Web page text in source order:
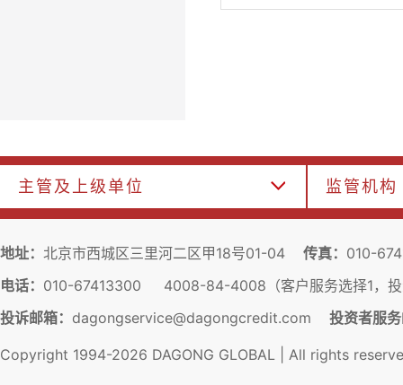
主管及上级单位 监管机构
地址： 北京市西城区三里河二区甲18号01-04 传真： 010-
电话： 010-67413300 4008-84-4008（客户服务选择1，投
投诉邮箱： dagongservice@dagongcredit.com 投资者服
Copyright 1994-2026 DAGONG GLOBAL | All rights